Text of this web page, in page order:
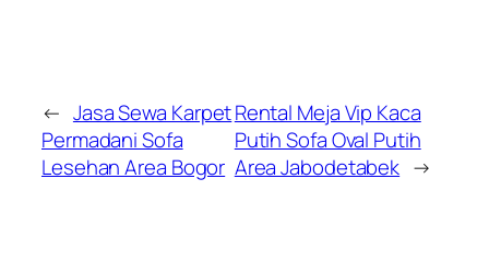
← Jasa Sewa Karpet
Permadani Sofa
Lesehan Area Bogor
Rental Meja Vip Kaca
Putih Sofa Oval Putih
Area Jabodetabek →